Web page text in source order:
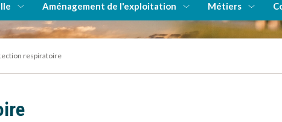
Aménagement de l'exploitation Métiers
respiratoire